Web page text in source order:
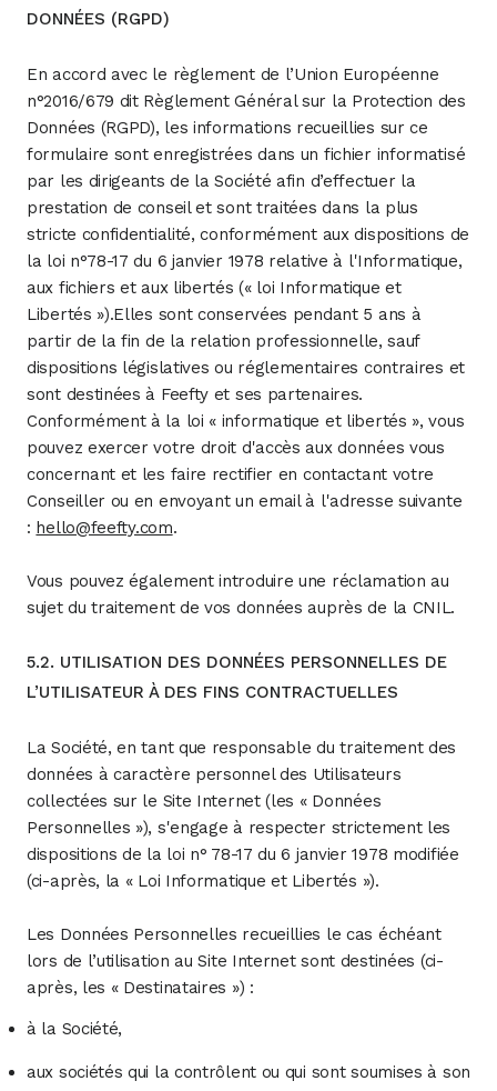
DONNÉES (RGPD)
En accord avec le règlement de l’Union Européenne
n°2016/679 dit Règlement Général sur la Protection des
Données (RGPD), les informations recueillies sur ce
formulaire sont enregistrées dans un fichier informatisé
par les dirigeants de la Société afin d’effectuer la
prestation de conseil et sont traitées dans la plus
stricte confidentialité, conformément aux dispositions de
la loi n°78-17 du 6 janvier 1978 relative à l'Informatique,
aux fichiers et aux libertés (« loi Informatique et
Libertés »).Elles sont conservées pendant 5 ans à
partir de la fin de la relation professionnelle, sauf
dispositions législatives ou réglementaires contraires et
sont destinées à Feefty et ses partenaires.
Conformément à la loi « informatique et libertés », vous
pouvez exercer votre droit d'accès aux données vous
concernant et les faire rectifier en contactant votre
Conseiller ou en envoyant un email à l'adresse suivante
: hello@feefty.com.
Vous pouvez également introduire une réclamation au
sujet du traitement de vos données auprès de la CNIL.
5.2. UTILISATION DES DONNÉES PERSONNELLES DE
L’UTILISATEUR À DES FINS CONTRACTUELLES
La Société, en tant que responsable du traitement des
données à caractère personnel des Utilisateurs
collectées sur le Site Internet (les « Données
Personnelles »), s'engage à respecter strictement les
dispositions de la loi n° 78-17 du 6 janvier 1978 modifiée
(ci-après, la « Loi Informatique et Libertés »).
Les Données Personnelles recueillies le cas échéant
lors de l’utilisation au Site Internet sont destinées (ci-
après, les « Destinataires ») :
à la Société,
aux sociétés qui la contrôlent ou qui sont soumises à son